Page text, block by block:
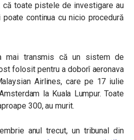
că toate pistele de investigare au
continua cu nicio procedură
mai transmis că un sistem de
folosit pentru a doborî aeronava
Airlines, care pe 17 iulie
la Kuala Lumpur. Toate
300, au murit.
anul trecut, un tribunal din